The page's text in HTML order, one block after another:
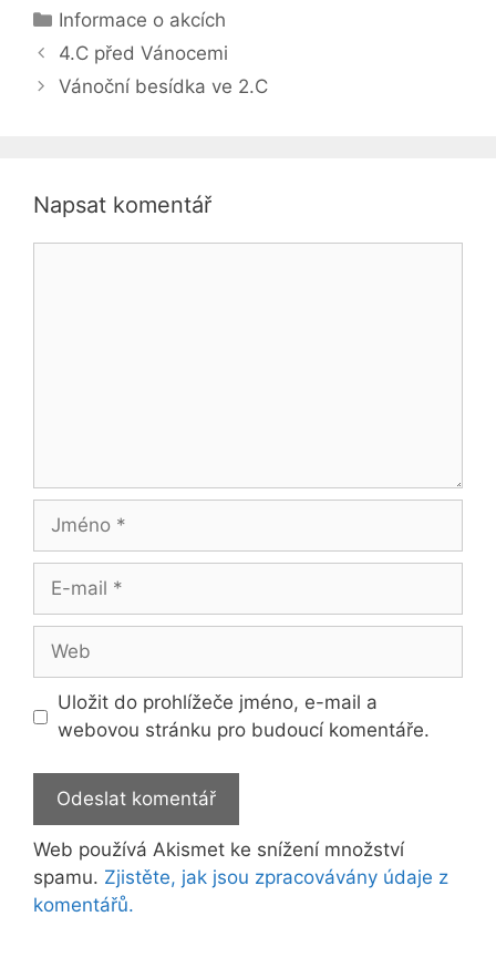
Rubriky
Informace o akcích
4.C před Vánocemi
Vánoční besídka ve 2.C
Napsat komentář
Jméno
Web
Uložit do prohlížeče jméno, e-mail a
webovou stránku pro budoucí komentáře.
Web používá Akismet ke snížení množství
spamu. Zjistěte, jak jsou zpracovávány údaje z
komentářů.